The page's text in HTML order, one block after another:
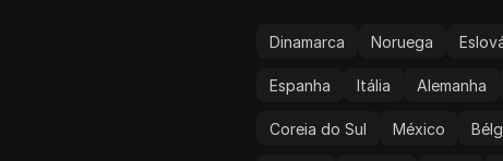
Dinamarca Noruega
Espanha Itália Alemanha
Coreia do Sul México